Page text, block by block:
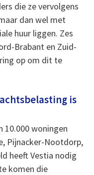
die ze vervolgens
dan wel met
huur liggen. Zes
Brabant en Zuid-
op om dit te
is
10.000 woningen
Pijnacker-Nootdorp,
heeft Vestia nodig
komen die